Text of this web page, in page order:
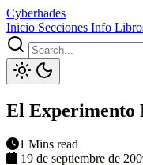
Cyberhades
Inicio Secciones Info
El Experimento
1 Mins read
19 de septiembre de